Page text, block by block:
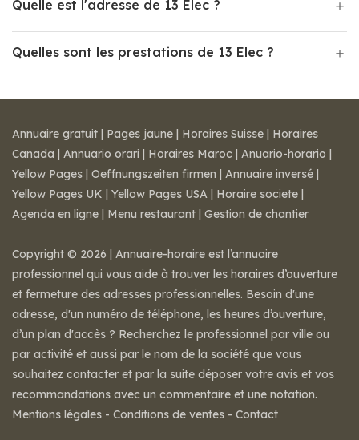
Quelle est l'adresse de 13 Elec ?
Quelles sont les prestations de 13 Elec ?
Annuaire gratuit | Pages jaune | Horaires Suisse | Horaires
Canada | Annuario orari | Horaires Maroc | Anuario-horario |
Yellow Pages | Oeffnungszeiten firmen | Annuaire inversé |
Yellow Pages UK | Yellow Pages USA | Horaire societe |
Agenda en ligne | Menu restaurant | Gestion de chantier
Copyright © 2026 | Annuaire-horaire est l’annuaire
professionnel qui vous aide à trouver les horaires d’ouverture
et fermeture des adresses professionnelles. Besoin d'une
adresse, d'un numéro de téléphone, les heures d’ouverture,
d’un plan d'accès ? Recherchez le professionnel par ville ou
par activité et aussi par le nom de la société que vous
souhaitez contacter et par la suite déposer votre avis et vos
recommandations avec un commentaire et une notation.
Mentions légales - Conditions de ventes - Contact